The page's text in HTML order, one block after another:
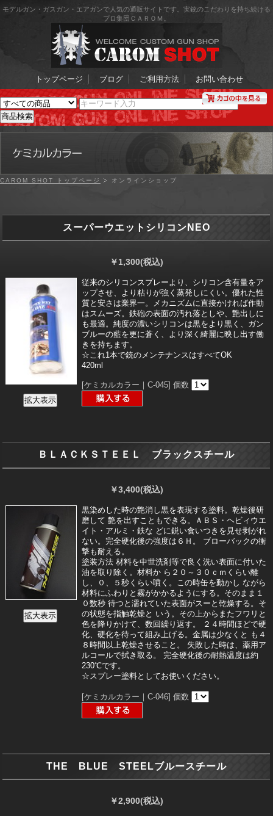
モデルガン・ガスガン・エアガンで人気の通販サイトです。実銃のこだわりを持ち続ける
プロ集団ＣＡＲＯＭ。
トップページ ブログ ご利用方法 お問い合わせ
CAROM SHOT トップページ オンラインショップ
スーパーウエットシリコンNEO
￥1,300(税込)
従来のシリコンスプレーより、シリコン含有量をア
ップさせ、より粘りが強く蒸発しにくい。優れた性
質と安さは業界一。メカニズムに直接かければ作動
はスムーズ。鉄砲の表面の汚れ落としや、艶出しに
も最適。純度の濃いシリコンは黒をより黒く、ガン
ブルーの藍を更に蒼く、より深く綺麗に映し出す働
きを持ちます。
☆これ1本で銃のメンテナンスはすべてOK
420ml
[ケミカルカラー｜C-045] 個数
ＢＬＡＣＫＳＴＥＥＬ ブラックスチール
￥3,400(税込)
黒染めした時の艶消し黒を表現する塗料。乾燥後研
磨して 艶を出すこともできる。ＡＢＳ・ヘビィウエ
イト・アルミ・鉄な どに鋭い食いつきを見せ剥がれ
ない。完全硬化後の強度は６Ｈ。 ブローバックの衝
撃も耐える。
塗装方法 材料を中世洗剤等で良く洗い表面に付いた
油を取り除く。材料か ら２０～３０ｃｍくらい離
し、０、５秒くらい噴く。この時缶を動かし ながら
材料にふわりと霧がかかるようにする。そのまま１
０数秒 待つと濡れていた表面がスーと乾燥する。そ
の状態を指触乾燥と いう。その上からまたフワリと
色を降りかけて、数回繰り返す。 ２４時間ほどで硬
化、硬化を待って組み上げる。金属は少なくと も４
８時間以上乾燥させること。 失敗した時は、薬用ア
ルコールで拭き取る。 完全硬化後の耐熱温度は約
230℃です。
☆スプレー塗料としてお使いください。
[ケミカルカラー｜C-046] 個数
THE BLUE STEELブルースチール
￥2,900(税込)